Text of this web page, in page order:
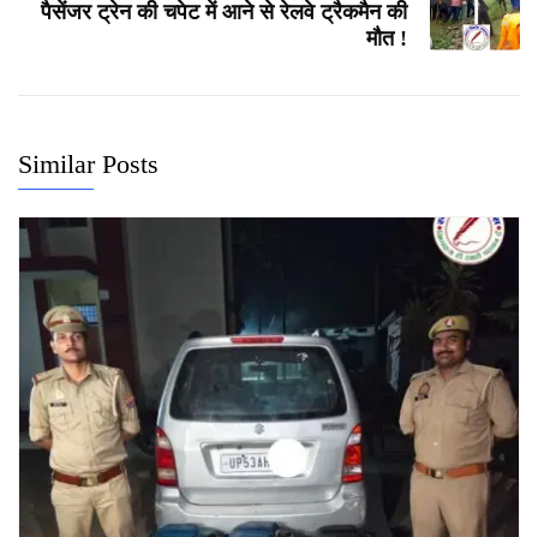
पैसेंजर ट्रेन की चपेट में आने से रेलवे ट्रैकमैन की
मौत !
Similar Posts